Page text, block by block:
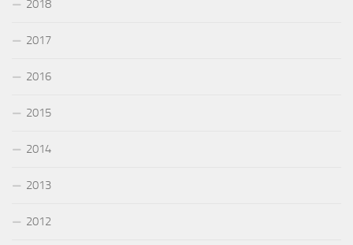
2018
2017
2016
2015
2014
2013
2012